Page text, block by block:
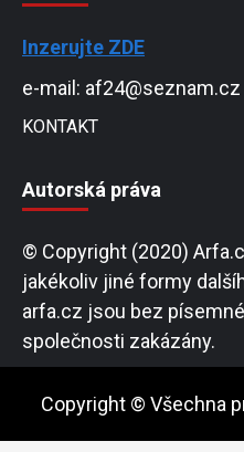
Inzerujte ZDE
e-mail: af24@seznam.cz
KONTAKT
Autorská práva
© Copyright (2020)
jakékoliv jiné formy
arfa.cz jsou bez
společnosti zakázány.
Copyright © Všechna